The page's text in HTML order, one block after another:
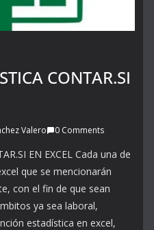
CONTAR.SI
Valero 0 Comments
EN EXCEL Cada una de
que se mencionarán
con el fin de que sean
ya sea laboral,
estadística en excel,